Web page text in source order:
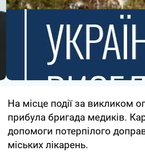
На місце події за викликом
прибула бригада медиків.
допомоги потерпілого
міських лікарень.